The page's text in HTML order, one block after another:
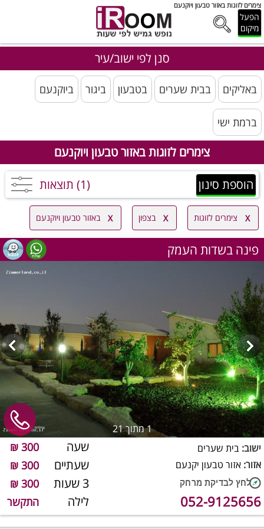
צימרים לזוגות באזור טבעון ויוקנעם
הפעל
מיקום
סנן לפי ישוב/עיר
באליקים בבית שערים בטבעון ביגור ביוקנעם
ברמת ישי
צימרים לזוגות באזור טבעון ויוקנעם
הוספת סינון (1) תוצאות
צימרים לזוגות בצפון באזור טבעון ויוקנעם
פינה בשדות העמק
1מתוך 21
שעה 300 ₪
שעתיים 300 ₪
3 שעות 300 ₪
לילה התקשר
ישוב: בית שערים
אזור: אזור טבעון יקנעם
052-9125656